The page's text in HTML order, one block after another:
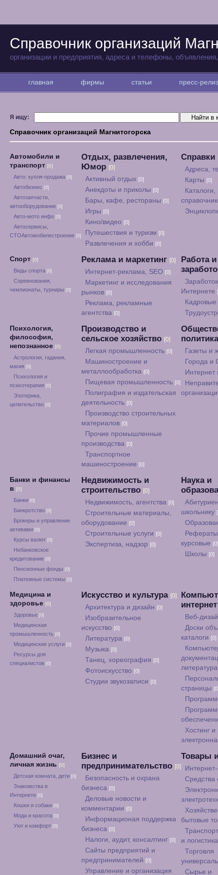
Справочник организаций
организации и предприятия, адреса и телефоны,
главная фирмы статьи пресс-
Я ищу:
Справочник организаций Магнитогорска
Автомобили и
транспорт [0]
Авто: купля-продажа [0]
Автобизнес [0]
Автозапчасти,
автооборудование [0]
Авто-мото инфо [0]
Автосервисы,
СТОАвтомобилестроение [0]
Отдых, развлечения,
Юмор [0]
Активный отдых [0]
Анекдоты и приколы [0]
Бары, кафе, рестораны [0]
Игры [0]
Кино/видео [0]
Путешествия и туризм [0]
Развлечения и хобби [0]
Справки
Адреса,
Карты [0]
Каталоги,
Спорт [0]
Виды спорта [0]
Соревнования,
чемпионаты, турниры [0]
Реклама и маркетинг [0]
Интернет-реклама, SEO [0]
Маркетинг и исследования
рынков [0]
Реклама, рекламные
агентства [0]
Работа и
Интернете
Кадровые
Психология,
философия,
непознанное [0]
Астрология, гадания,
магия [0]
Психология и
психотерапия [0]
Эзотерика,
целительство [0]
Производство и
сельское хозяйство [0]
Легкая промышленность [0]
Машиностроение и
металлообработка [0]
Пищевая промышленность [0]
Полиграфия и издательская
деятельность [0]
Производство строительных
материалов [0]
Прочие промышленные
производства [0]
Транспортное
машиностроение [0]
Газеты и
Города и
Банки и финансы
в [0]
Банки [0]
Банкротство [0]
Брокеры и управление
активами [0]
Курсы валют [0]
Небанковское
кредитование [0]
Пенсионные фонды [0]
Платежные системы [0]
Недвижимость и
строительство [0]
Недвижимость, агентства [0]
Строительные материалы,
оборудование [0]
Строительные услуги [0]
Экспертиза, надзор [0]
Наука и
школьнику
курсовые [0]
Школы [0]
Медицина и
здоровье [0]
Здоровье [0]
Медицинская
промышленность [0]
Медицинские услуги [0]
Ресурсы для
специалистов [0]
Искусство и культура [0]
Архитектура и дизайн [0]
Изобразительное
искусство [0]
Литература [0]
Музыка [0]
Танец, хореография [0]
Фотоискусство [0]
Студии звукозаписи [0]
Веб-
Доски
каталоги [0]
страницы
Хостинг и
Домашний очаг,
личная жизнь [0]
Детская комната, дети [0]
Знакомства в
Интернете [0]
Кошки и собаки [0]
Мода и красота [0]
Уют и комфорт [0]
Бизнес и
предпринимательство [0]
Безопасность и охрана
бизнеса [0]
Деловые новости и
комментарии [0]
Информационая поддержка
бизнеса [0]
Налоги, аудит, консалтинг [0]
Сайты предприятий и
предпринимателей [0]
Управление и организация
Товары
Средства
бытовые
и
Торговля
Сырье и